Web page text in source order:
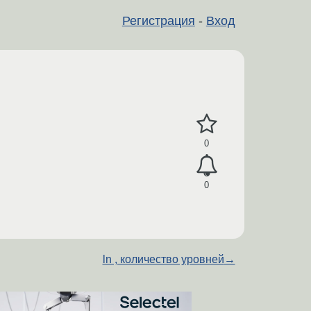
Регистрация - Вход
0
0
ln , количество уровней →